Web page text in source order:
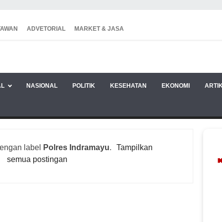
ADVETORIAL MARKET & JASA
NASIONAL POLITIK KESEHATAN EKONOMI
label Polres Indramayu.
Tampilkan
semua postingan